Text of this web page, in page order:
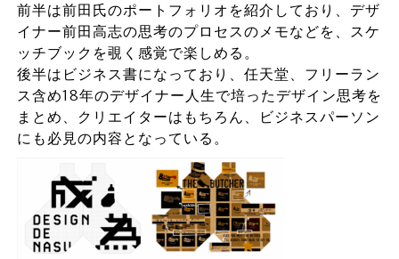
前半は前田氏のポートフォリオを紹介しており、デザ
イナー前田高志の思考のプロセスのメモなどを、スケ
ッチブックを覗く感覚で楽しめる。
後半はビジネス書になっており、任天堂、フリーラン
ス含め18年のデザイナー人生で培ったデザイン思考を
まとめ、クリエイターはもちろん、ビジネスパーソン
にも必見の内容となっている。